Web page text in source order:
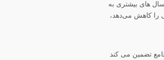
های بیشتری به
را کاهش می‌دهد،
تضمین می کند